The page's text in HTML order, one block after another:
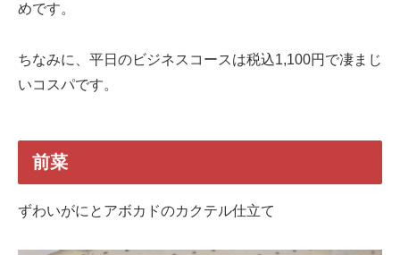
めです。
ちなみに、平日のビジネスコースは税込1,100円で凄まじ
いコスパです。
前菜
ずわいがにとアボカドのカクテル仕立て